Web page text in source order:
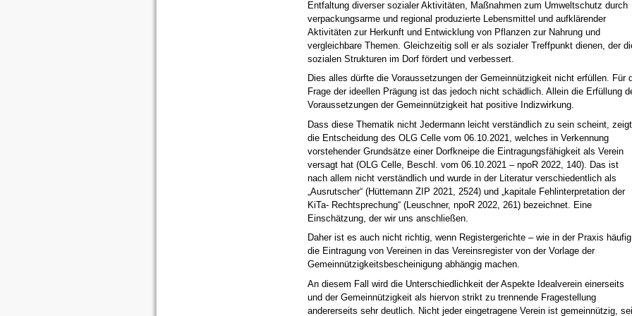
Entfaltung diverser sozialer Aktivitäten, Maßnahmen zum Umweltschutz durch
verpackungsarme und regional produzierte Lebensmittel und aufklärender
Aktivitäten zur Herkunft und Entwicklung von Pflanzen zur Nahrung und
vergleichbare Themen. Gleichzeitig soll er als sozialer Treffpunkt dienen, der
sozialen Strukturen im Dorf fördert und verbessert.
Dies alles dürfte die Voraussetzungen der Gemeinnützigkeit nicht erfüllen. Für
Frage der ideellen Prägung ist das jedoch nicht schädlich. Allein die Erfüllung
Voraussetzungen der Gemeinnützigkeit hat positive Indizwirkung.
Dass diese Thematik nicht Jedermann leicht verständlich zu sein scheint, zeigt
die Entscheidung des OLG Celle vom 06.10.2021, welches in Verkennung
vorstehender Grundsätze einer Dorfkneipe die Eintragungsfähigkeit als Verein
versagt hat (OLG Celle, Beschl. vom 06.10.2021 – npoR 2022, 140). Das ist
nach allem nicht verständlich und wurde in der Literatur verschiedentlich als
„Ausrutscher“ (Hüttemann ZIP 2021, 2524) und „kapitale Fehlinterpretation der
KiTa- Rechtsprechung“ (Leuschner, npoR 2022, 261) bezeichnet. Eine
Einschätzung, der wir uns anschließen.
Daher ist es auch nicht richtig, wenn Registergerichte – wie in der Praxis
die Eintragung von Vereinen in das Vereinsregister von der Vorlage der
Gemeinnützigkeitsbescheinigung abhängig machen.
An diesem Fall wird die Unterschiedlichkeit der Aspekte Idealverein einerseits
und der Gemeinnützigkeit als hiervon strikt zu trennende Fragestellung
andererseits sehr deutlich. Nicht jeder eingetragene Verein ist gemeinnützig, sei